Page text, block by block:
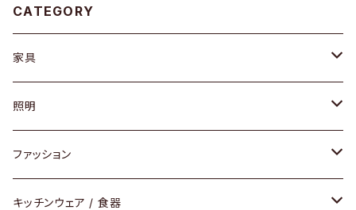
CATEGORY
家具
ソファ / ベンチ
チェア / スツール
ダイニングセット / ダイニングテーブル
照明
ペンダントライト
テーブルランプ / デスクスタンド
ファッション
アクセサリー
キッチンウェア / 食器